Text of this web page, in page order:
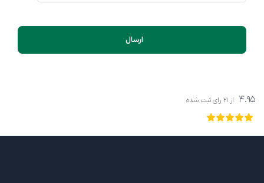
ارسال
4.95 از 21 رای ثبت شده